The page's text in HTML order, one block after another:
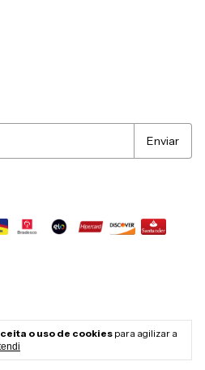
o uso de cookies para agilizar a
- 2026. Todos os direitos